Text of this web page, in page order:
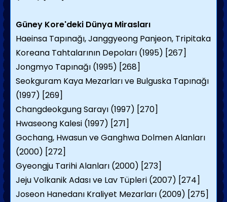
Güney Kore'deki Dünya Mirasları
Haeinsa Tapınağı, Janggyeong Panjeon, Tripitaka
Koreana Tahtalarının Depoları (1995) [267]
Jongmyo Tapınağı (1995) [268]
Seokguram Kaya Mezarları ve Bulguska Tapınağı
(1997) [269]
Changdeokgung Sarayı (1997) [270]
Hwaseong Kalesi (1997) [271]
Gochang, Hwasun ve Ganghwa Dolmen Alanları
(2000) [272]
Gyeongju Tarihi Alanları (2000) [273]
Jeju Volkanik Adası ve Lav Tüpleri (2007) [274]
Joseon Hanedanı Kraliyet Mezarları (2009) [275]